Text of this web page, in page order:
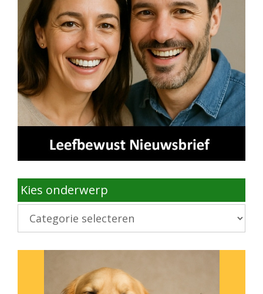
Kies onderwerp
Kies
onderwerp